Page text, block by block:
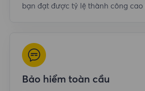
bạn đạt được tỷ lệ thành công cao
Bảo hiểm toàn cầu